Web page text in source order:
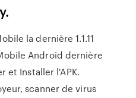
la dernière 1.1.11
Android dernière
et Installer l'APK.
scanner de virus